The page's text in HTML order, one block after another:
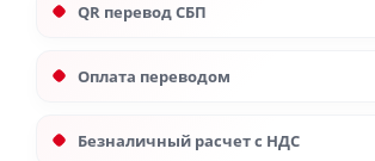
QR перевод СБП
Оплата переводом
Безналичный расчет с НДС